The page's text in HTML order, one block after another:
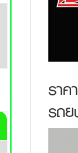
ราค
รถ